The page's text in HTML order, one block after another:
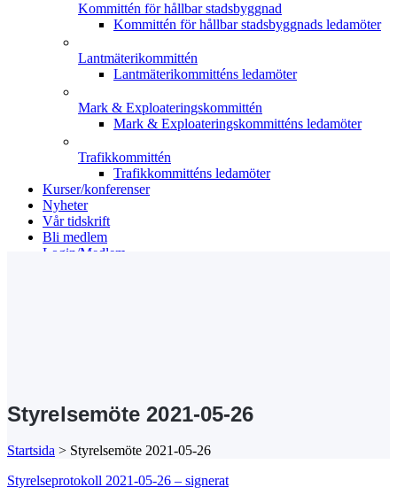
Kommittén för hållbar stadsbyggnad
Kommittén för hållbar stadsbyggnads ledamöter
Lantmäterikommittén
Lantmäterikommitténs ledamöter
Mark & Exploateringskommittén
Mark & Exploateringskommitténs ledamöter
Trafikkommittén
Trafikkommitténs ledamöter
Kurser/konferenser
Nyheter
Vår tidskrift
Bli medlem
Login/Medlem
Styrelsemöte 2021-05-26
Startsida > Styrelsemöte 2021-05-26
Styrelseprotokoll 2021-05-26 – signerat